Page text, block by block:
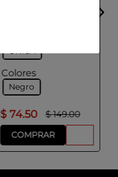
UNICA
Colores
Negro
$ 74.50 $ 149.00
COMPRAR